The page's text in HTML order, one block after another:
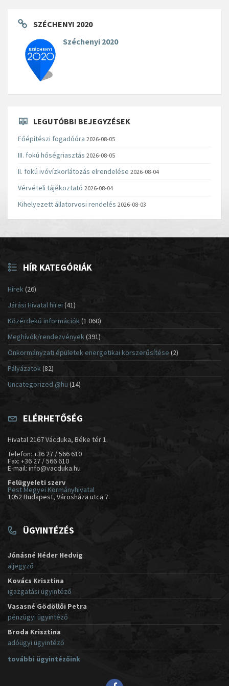
SZÉCHENYI 2020
Széchenyi 2020
LEGUTÓBBI BEJEGYZÉSEK
Főépítészi fogadóóra 2026-08-05
III. fokú hőségriasztás 2026-08-05
II. fokú ivóvízkorlátozás elrendelése 2026-08-04
Vérvételi tájékoztató 2026-08-04
Kihelyezett állatorvosi rendelés 2026-08-03
HÍR KATEGÓRIÁK
Hírek(26)
Járási Hivatal hírei (41)
Közérdekű információk(1 060)
Meghívók/rendezvények (391)
Önkormányzati épületek energetikai korszerűsítése (2)
Pályázatok (82)
Uncategorized @hu (14)
ELÉRHETŐSÉG
Hivatal 2167 Vácduka, Béke tér 1.
Telefon: +36 27 / 566 610
Fax: +36 27 / 566 610
E-mail: info@vacduka.hu
Felügyeleti szerv
Pest Megyei Kormányhivatal
1052 Budapest, Városháza utca 7.
ÜGYINTÉZÉS
Jónásné Héder Hedvig
aljegyző
Kovács Krisztina
igazgatási ügyintéző
Vasasné Gödöllői Petra
pénzügyi ügyintéző
Broda Krisztina
adóügyi ügyintéző
további ügyintézőink